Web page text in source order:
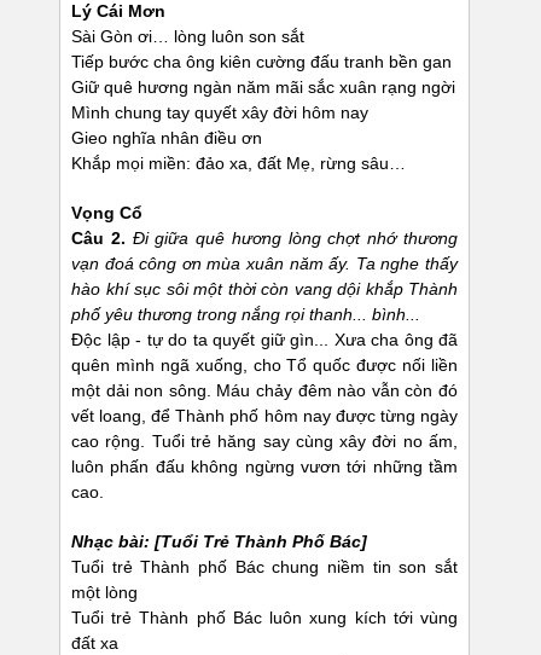
Lý Cái Mơn
Sài Gòn ơi… lòng luôn son sắt
Tiếp bước cha ông kiên cường đấu tranh bền gan
Giữ quê hương ngàn năm mãi sắc xuân rạng ngời
Mình chung tay quyết xây đời hôm nay
Gieo nghĩa nhân điều ơn
Khắp mọi miền: đảo xa, đất Mẹ, rừng sâu…
Vọng Cổ
Câu 2. Đi giữa quê hương lòng chợt nhớ thương
vạn đoá công ơn mùa xuân năm ấy. Ta nghe thấy
hào khí sục sôi một thời còn vang dội khắp Thành
phố yêu thương trong nắng rọi thanh... bình...
Độc lập - tự do ta quyết giữ gìn... Xưa cha ông đã
quên mình ngã xuống, cho Tổ quốc được nối liền
một dải non sông. Máu chảy đêm nào vẫn còn đó
vết loang, để Thành phố hôm nay được từng ngày
cao rộng. Tuổi trẻ hăng say cùng xây đời no ấm,
luôn phấn đấu không ngừng vươn tới những tầm
cao.
Nhạc bài: [Tuổi Trẻ Thành Phố Bác]
Tuổi trẻ Thành phố Bác chung niềm tin son sắt
một lòng
Tuổi trẻ Thành phố Bác luôn xung kích tới vùng
đất xa